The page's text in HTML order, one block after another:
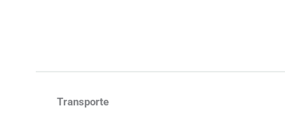
Transporte